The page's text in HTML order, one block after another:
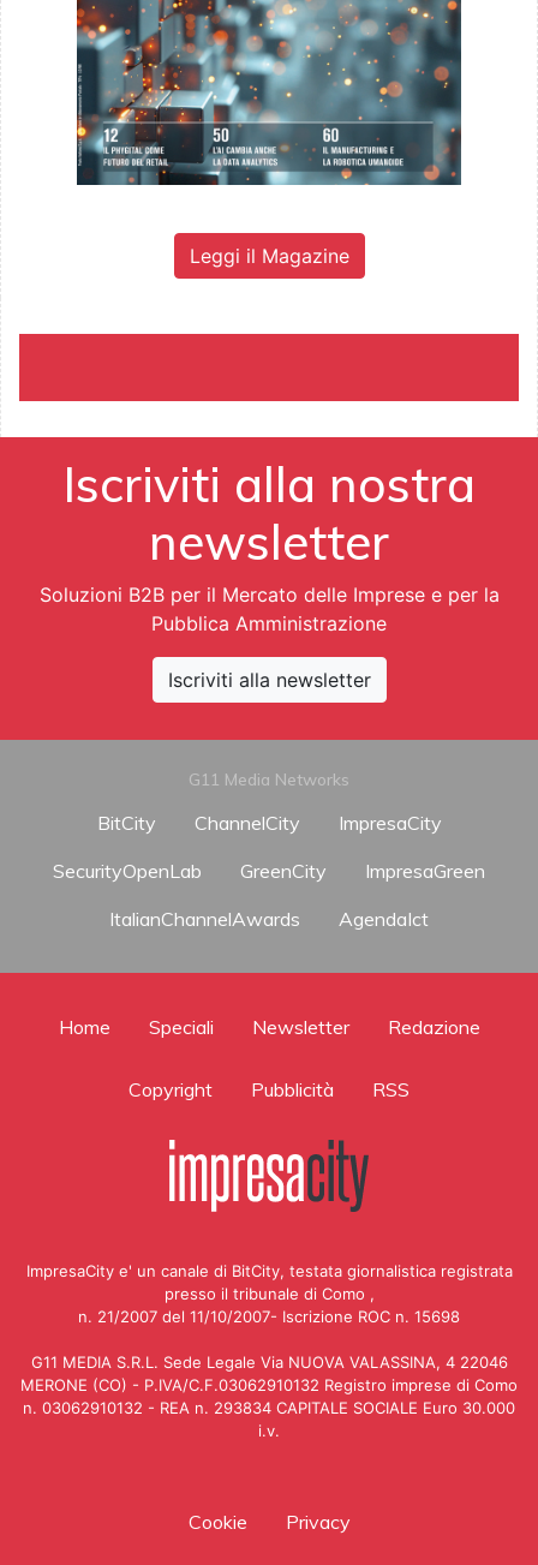
Leggi il Magazine
Iscriviti alla nostra
newsletter
Soluzioni B2B per il Mercato delle Imprese e per la
Pubblica Amministrazione
Iscriviti alla newsletter
G11 Media Networks
BitCity ChannelCity
ImpresaCity
SecurityOpenLab
GreenCity
ImpresaGreen
ItalianChannelAwards
AgendaIct
Home Speciali Newsletter Redazione
Copyright Pubblicità RSS
ImpresaCity e' un canale di BitCity, testata giornalistica registrata
presso il tribunale di Como ,
n. 21/2007 del 11/10/2007- Iscrizione ROC n. 15698
G11 MEDIA S.R.L. Sede Legale Via NUOVA VALASSINA, 4 22046
MERONE (CO) - P.IVA/C.F.03062910132 Registro imprese di Como
n. 03062910132 - REA n. 293834 CAPITALE SOCIALE Euro 30.000
i.v.
Cookie Privacy